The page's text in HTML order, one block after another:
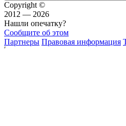
Copyright ©
2012 — 2026
Нашли опечатку?
Сообщите об этом
Партнеры Правовая информация